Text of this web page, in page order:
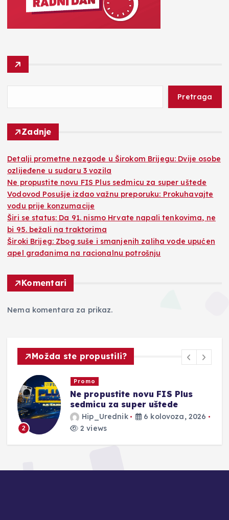
Pretraga
Zadnje
Detalji prometne nezgode u Širokom Brijegu: Dvije osobe
ozlijeđene u sudaru 3 vozila
Ne propustite novu FIS Plus sedmicu za super uštede
Vodovod Posušje izdao važnu preporuku: Prokuhavajte
vodu prije konzumacije
Širi se status: Da 91. nismo Hrvate napali tenkovima, ne
bi 95. bežali na traktorima
Široki Brijeg: Zbog suše i smanjenih zaliha vode upućen
apel građanima na racionalnu potrošnju
Komentari
Nema komentara za prikaz.
Možda ste propustili?
novu FIS Plus
uštede
6 kolovoza, 2026
Vodovod
preporuku:
prije